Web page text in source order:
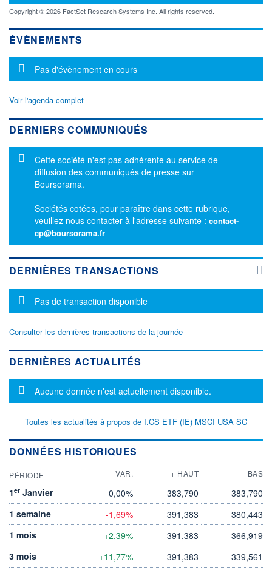
Copyright © 2026 FactSet Research Systems Inc. All rights reserved.
ÉVÈNEMENTS
Message d'information
Pas d'évènement en cours
Voir l'agenda complet
DERNIERS COMMUNIQUÉS
Message d'information
Cette société n'est pas adhérente au service de
diffusion des communiqués de presse sur
Boursorama.
Sociétés cotées, pour paraître dans cette rubrique,
veuillez nous contacter à l'adresse suivante : contact-
cp@boursorama.fr
DERNIÈRES TRANSACTIONS
Message d'information
Pas de transaction disponible
Consulter les dernières transactions de la journée
DERNIÈRES ACTUALITÉS
Message d'information
Aucune donnée n'est actuellement disponible.
Toutes les actualités à propos de I.CS ETF (IE) MSCI USA SC
DONNÉES HISTORIQUES
PÉRIODE VAR. + HAUT + BAS
1er Janvier 0,00% 383,790
383,790
1 semaine
-1,69% 391,383
380,443
1 mois
+2,39% 391,383
366,919
3 mois
+11,77% 391,383
339,561